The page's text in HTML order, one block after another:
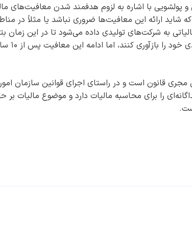
و پولشویی با اشاره به لزوم هدفمند شدن معافیت‌های
ارائه این معافیت‌ها ضروری نباشد یا مثلاً در
سال معافیت مالیاتی به شرکت‌های تولیدی داده می‌شود تا در این
را
مجری قانون است و در راستای اجرای قوانین سازمان امور
را برای محاسبه مالیات دارد و موضوع مالیات بر